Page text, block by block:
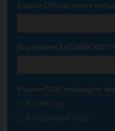
В какой СТРАНЕ хотите
Ваш уровень АНГЛИЙСКОГО?
В каком ГОДУ планируете
В этом году
В следующем году